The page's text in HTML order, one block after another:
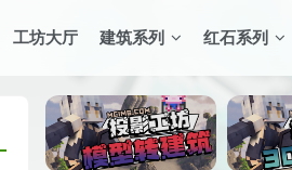
工坊大厅 建筑系列 红石系列